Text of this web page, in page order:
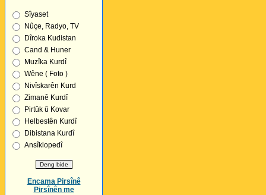
Sîyaset
Nûçe, Radyo, TV
Dîroka Kudistan
Cand & Huner
Muzîka Kurdî
Wêne ( Foto )
Nivîskarên Kurd
Zimanê Kurdî
Pirtûk û Kovar
Helbestên Kurdî
Dibistana Kurdî
Ansîklopedî
Encama Pirsînê
Pirsînên me